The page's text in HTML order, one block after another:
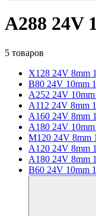
A288 24V
5 товаров
X128 24V 8mm
B80 24V 10mm
A252 24V
A112 24V 8mm
A160 24V 8mm
A180 24V
M120 24V 8mm
A120 24V 8mm
A180 24V 8mm
B60 24V 10mm